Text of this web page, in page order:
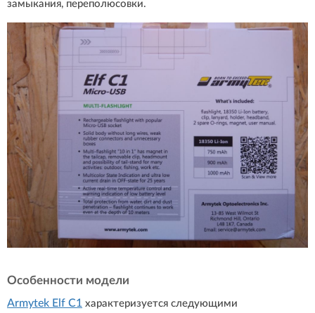
замыкания, переполюсовки.
Особенности модели
Armytek Elf C1 характеризуется следующими